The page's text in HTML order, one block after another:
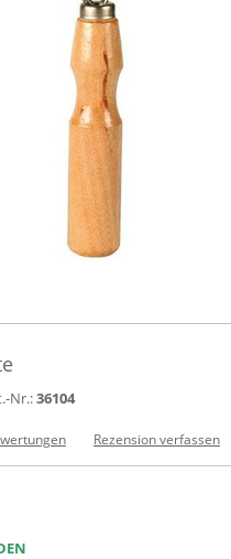
Nr.:36104
Rezension verfassen